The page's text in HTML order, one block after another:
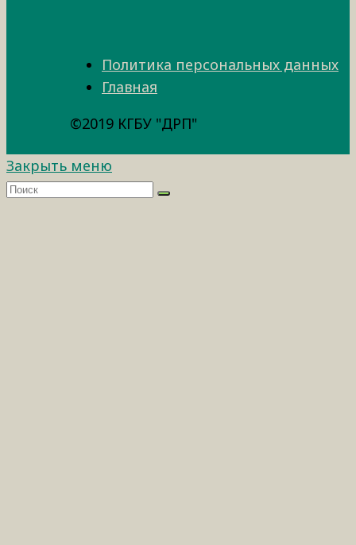
Политика персональных данных
Главная
©2019 КГБУ "ДРП"
Закрыть меню